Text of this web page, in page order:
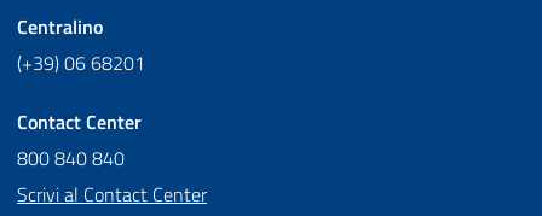
Centralino
(+39) 06 68201
Contact Center
800 840 840
Scrivi al Contact Center